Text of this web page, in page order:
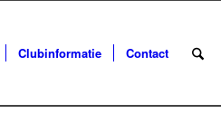
Clubinformatie Contact